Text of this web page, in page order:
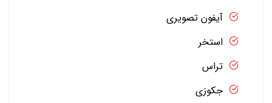
آیفون تصویری
استخر
تراس
جکوزی